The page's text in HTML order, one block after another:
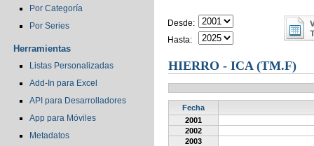
Por Categoría
Por Series
Herramientas
Listas Personalizadas
Add-In para Excel
API para Desarrolladores
App para Móviles
Metadatos
Desde:
Hasta:
HIERRO - ICA (TM.F)
Fecha
2001
2002
2003